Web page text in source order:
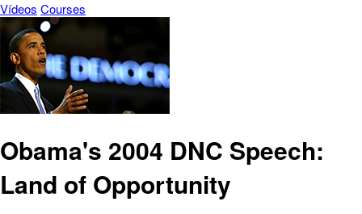
Vídeos Courses
Obama's 2004 DNC Speech:
Land of Opportunity